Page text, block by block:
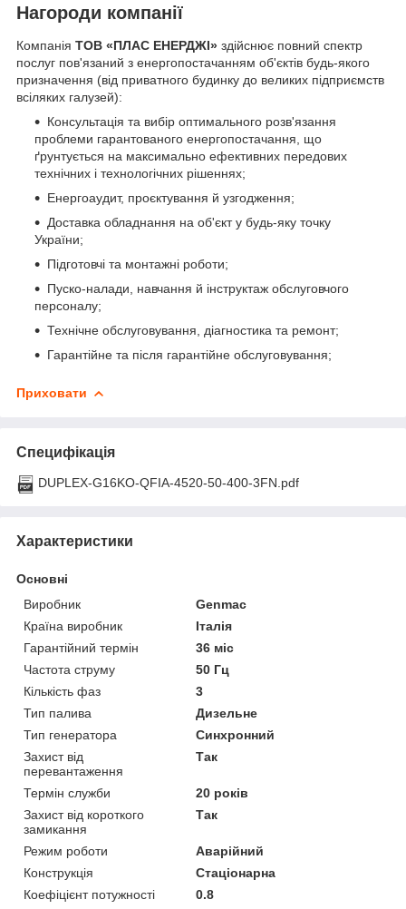
Нагороди компанії
Компанія ТОВ «ПЛАС ЕНЕРДЖІ» здійснює повний спектр
послуг пов'язаний з енергопостачанням об'єктів будь-якого
призначення (від приватного будинку до великих підприємств
всіляких галузей):
Консультація та вибір оптимального розв'язання
проблеми гарантованого енергопостачання, що
ґрунтується на максимально ефективних передових
технічних і технологічних рішеннях;
Енергоаудит, проєктування й узгодження;
Доставка обладнання на об'єкт у будь-яку точку
України;
Підготовчі та монтажні роботи;
Пуско-налади, навчання й інструктаж обслуговчого
персоналу;
Технічне обслуговування, діагностика та ремонт;
Гарантійне та після гарантійне обслуговування;
Приховати
Специфікація
DUPLEX-G16KO-QFIA-4520-50-400-3FN.pdf
Характеристики
Основні
Виробник
Genmac
Країна виробник
Італія
Гарантійний термін
36 міс
Частота струму
50 Гц
Кількість фаз
3
Тип палива
Дизельне
Тип генератора
Синхронний
Захист від
перевантаження
Так
Термін служби
20 років
Захист від короткого
замикання
Так
Режим роботи
Аварійний
Конструкція
Стаціонарна
Коефіцієнт потужності
0.8